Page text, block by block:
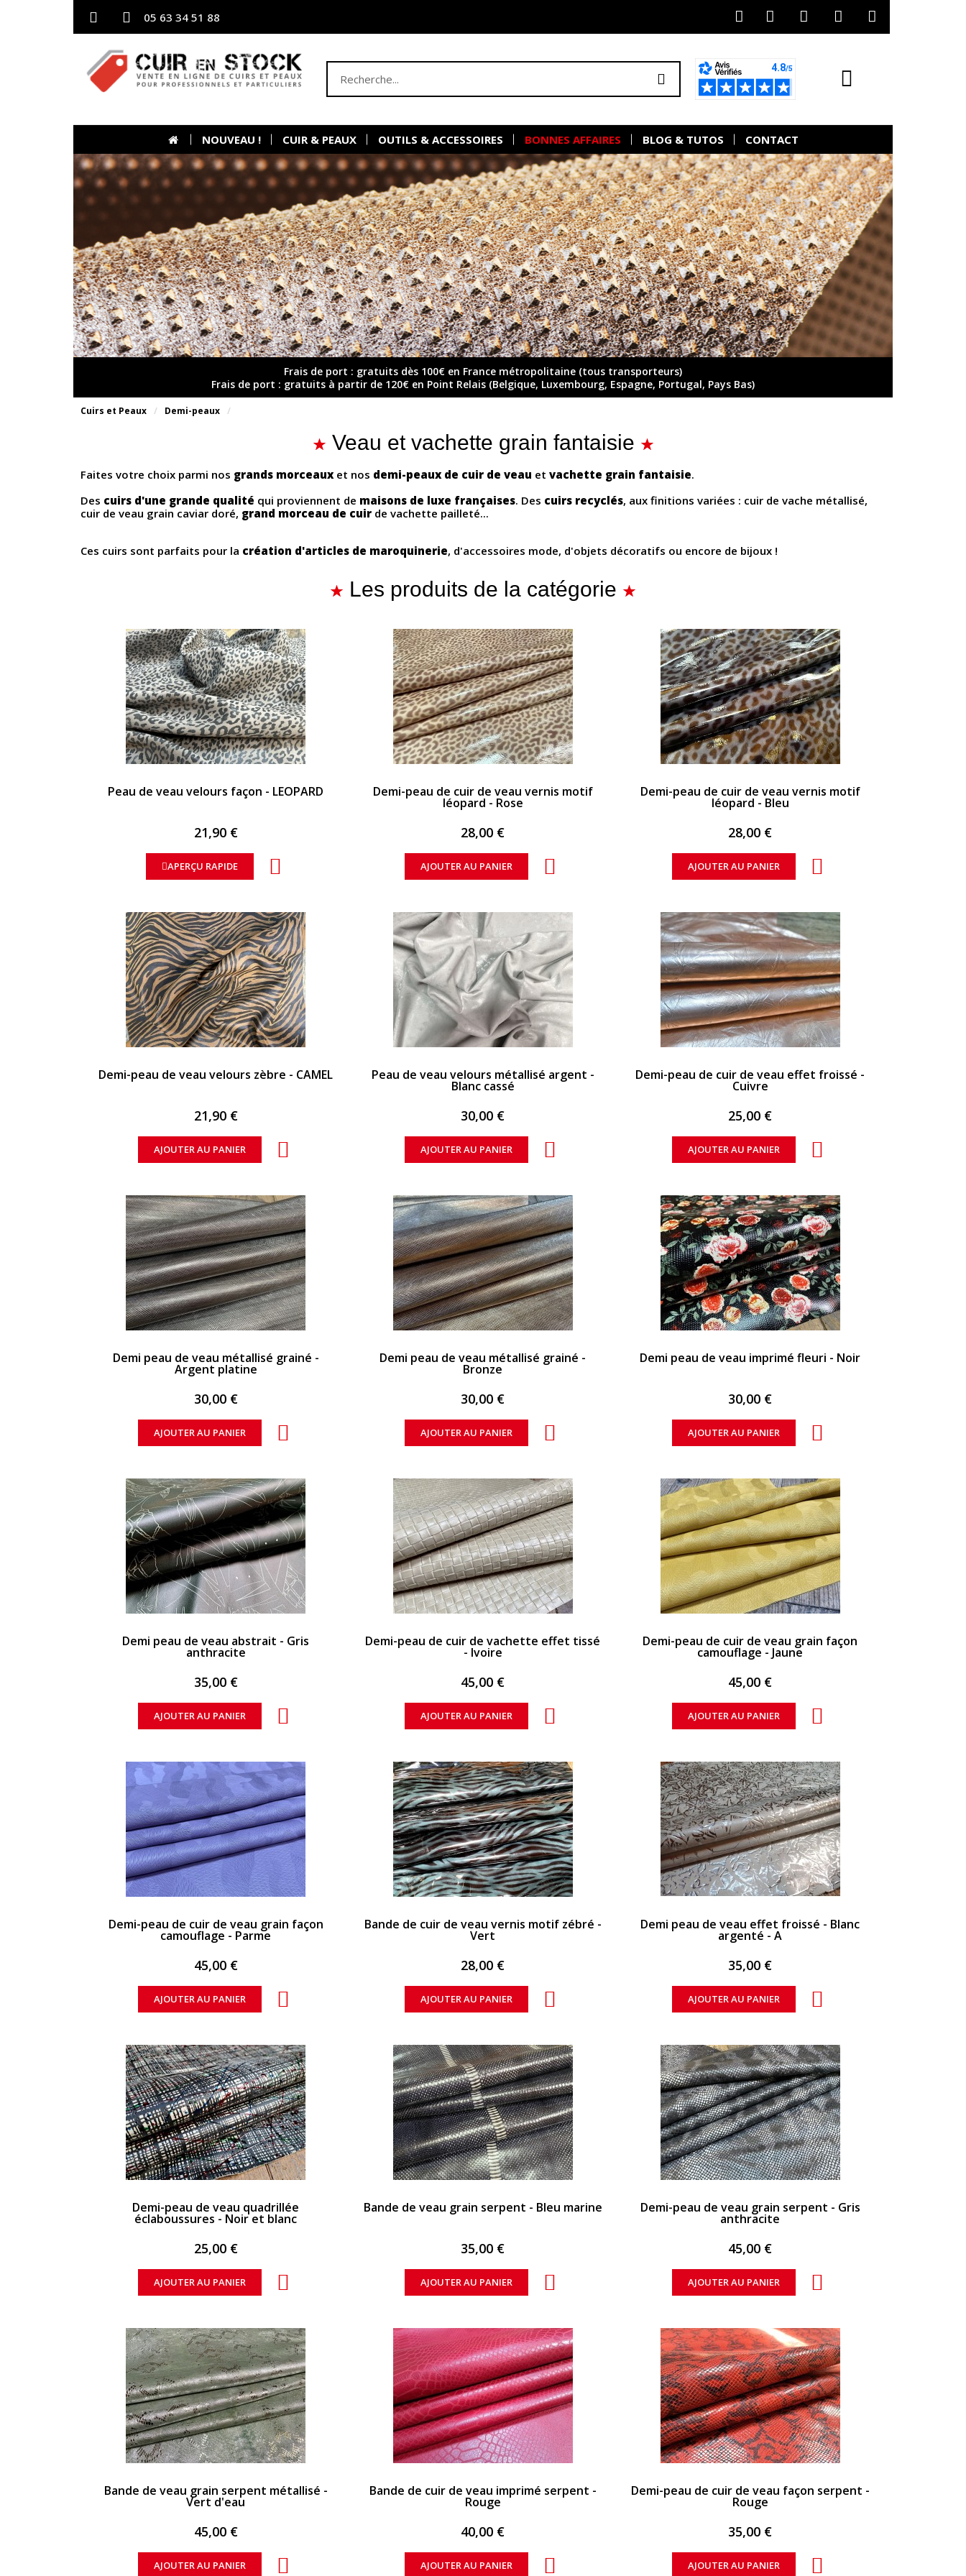
05 63 34 51 88
NOUVEAU ! CUIR & PEAUX OUTILS & ACCESSOIRES BONNES AFFAIRES BLOG & TUTOS CONTACT
Frais de port : gratuits dès 100€ en France métropolitaine (tous transporteurs)
Frais de port : gratuits à partir de 120€ en Point Relais (Belgique, Luxembourg, Espagne, Portugal, Pays Bas)
Cuirs et Peaux Demi-peaux
Veau et vachette grain fantaisie
Faites votre choix parmi nos grands morceauxet nos demi-peaux de cuir de veau et vachette grain fantaisie.
Des cuirs d'une grande qualité qui proviennent de maisons de luxe françaises. Des cuirs recyclés, aux finitions variées : cuir de vache métallisé,
cuir de veau grain caviar doré, grand morceau de cuir de vachette pailleté...
Ces cuirs sont parfaits pour la création d'articles de maroquinerie, d'accessoires mode, d'objets décoratifs ou encore de bijoux !
Les produits de la catégorie
Peau de veau velours façon - LEOPARD
21,90 €
APERÇU RAPIDE
Demi-peau de cuir de veau vernis motif
léopard - Rose
28,00 €
AJOUTER AU PANIER
Demi-peau de cuir de veau vernis motif
léopard - Bleu
28,00 €
AJOUTER AU PANIER
Demi-peau de veau velours zèbre - CAMEL
21,90 €
AJOUTER AU PANIER
Peau de veau velours métallisé argent -
Blanc cassé
30,00 €
AJOUTER AU PANIER
Demi-peau de cuir de veau effet froissé -
Cuivre
25,00 €
AJOUTER AU PANIER
Demi peau de veau métallisé grainé -
Argent platine
30,00 €
AJOUTER AU PANIER
Demi peau de veau métallisé grainé -
Bronze
30,00 €
AJOUTER AU PANIER
Demi peau de veau imprimé fleuri - Noir
30,00 €
AJOUTER AU PANIER
Demi peau de veau abstrait - Gris
anthracite
35,00 €
AJOUTER AU PANIER
Demi-peau de cuir de vachette effet tissé
- Ivoire
45,00 €
AJOUTER AU PANIER
Demi-peau de cuir de veau grain façon
camouflage - Jaune
45,00 €
AJOUTER AU PANIER
Demi-peau de cuir de veau grain façon
camouflage - Parme
45,00 €
AJOUTER AU PANIER
Bande de cuir de veau vernis motif zébré -
Vert
28,00 €
AJOUTER AU PANIER
Demi peau de veau effet froissé - Blanc
argenté - A
35,00 €
AJOUTER AU PANIER
Demi-peau de veau quadrillée
éclaboussures - Noir et blanc
25,00 €
AJOUTER AU PANIER
Bande de veau grain serpent - Bleu marine
35,00 €
AJOUTER AU PANIER
Demi-peau de veau grain serpent - Gris
anthracite
45,00 €
AJOUTER AU PANIER
Bande de veau grain serpent métallisé -
Vert d'eau
45,00 €
AJOUTER AU PANIER
Bande de cuir de veau imprimé serpent -
Rouge
40,00 €
AJOUTER AU PANIER
Demi-peau de cuir de veau façon serpent -
Rouge
35,00 €
AJOUTER AU PANIER